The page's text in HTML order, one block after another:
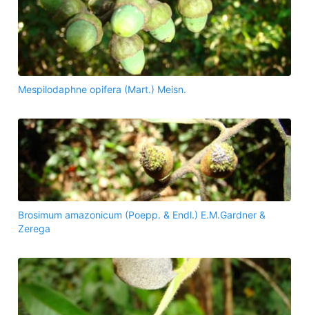
Mespilodaphne opifera (Mart.) Meisn.
Brosimum amazonicum (Poepp. & Endl.) E.M.Gardner &
Zerega